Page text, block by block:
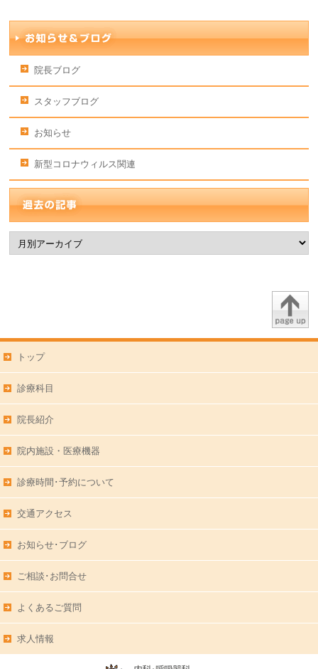
院長ブログ
スタッフブログ
お知らせ
新型コロナウィルス関連
トップ
診療科目
院長紹介
院内施設・医療機器
診療時間･予約について
交通アクセス
お知らせ･ブログ
ご相談･お問合せ
よくあるご質問
求人情報